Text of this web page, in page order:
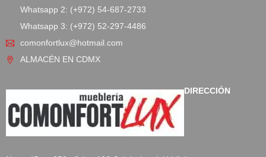
Whatsapp 2: (+972) 54-687-2733
Whatsapp 3: (+972) 52-297-4486
comonfortlux@hotmail.com
ALMACÉN EN CDMX
DIRECCIÓN